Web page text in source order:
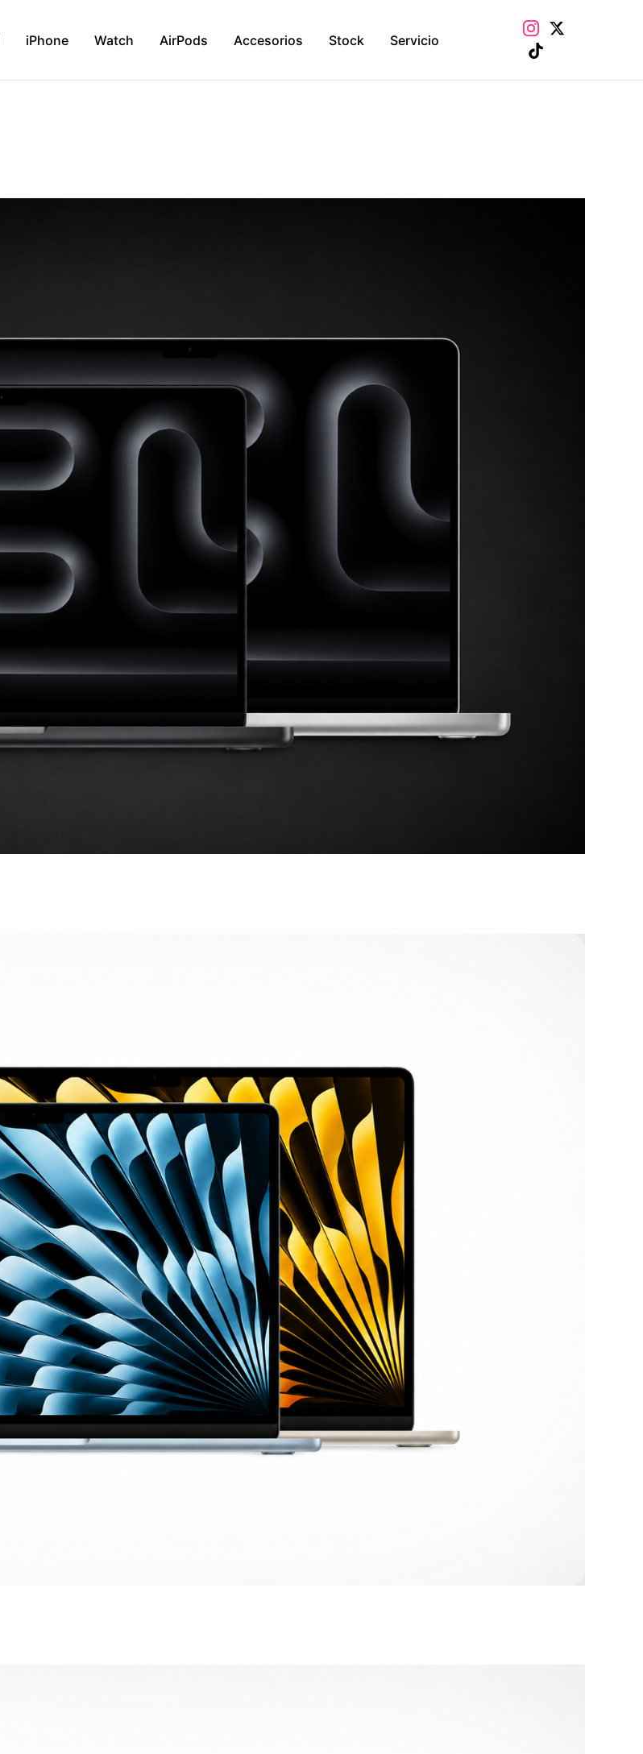
iPhone Watch AirPods Accesorios Stock Servicio